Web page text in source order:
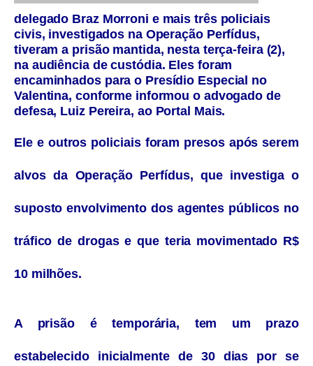
delegado Braz Morroni e mais três policiais
civis, investigados na Operação Perfídus,
tiveram a prisão mantida, nesta terça-feira (2),
na audiência de custódia. Eles foram
encaminhados para o Presídio Especial no
Valentina, conforme informou o advogado de
defesa, Luiz Pereira, ao Portal Mais.
Ele e outros policiais foram presos após serem
alvos da Operação Perfídus, que investiga o
suposto envolvimento dos agentes públicos no
tráfico de drogas e que teria movimentado R$
10 milhões.
A prisão é temporária, tem um prazo
estabelecido inicialmente de 30 dias por se